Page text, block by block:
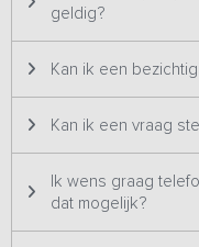
mooie landschap. De
beachvolleyballen. Het
of een goed gesprek.
in een van de gezellige
drankje in de zon en een
grote zwemvijver.
Let op: dit vakantiehuis
geldig?
Kan ik een
Kan ik een vraag
Ik wens graag
dat mogelijk?